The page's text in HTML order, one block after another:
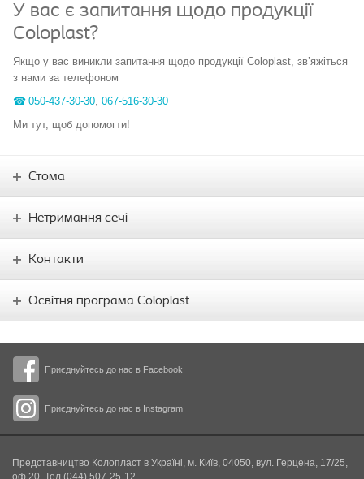
У вас є запитання щодо продукції
Coloplast?
Якщо у вас виникли запитання щодо продукції Coloplast, зв’яжіться
з нами за телефоном
050-437-30-30, 067-516-30-30
Ми тут, щоб допомогти!
Приєднуйтесь до нас в Facebook
Приєднуйтесь до нас в Instagram
Стома
Нетримання сечі
Контакти
Освітня програма Coloplast
Представництво Колопласт в Україні, м. Київ, 04050, вул. Герцена, 17/25,